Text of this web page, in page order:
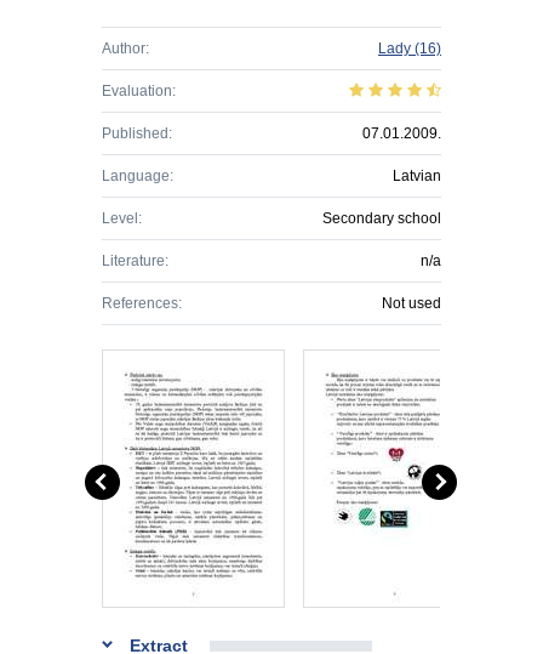
Author: Lady (16)
Evaluation:
Published: 07.01.2009.
Language: Latvian
Level: Secondary school
Literature: n/a
References: Not used
Extract